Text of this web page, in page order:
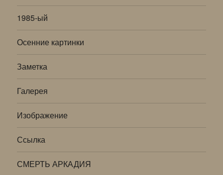
1985-ый
Осенние картинки
Заметка
Галерея
Изображение
Ссылка
СМЕРТЬ АРКАДИЯ